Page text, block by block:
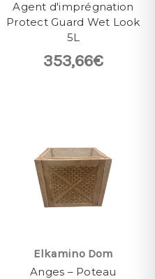
Agent d'imprégnation
Protect Guard Wet Look
5L
353,66€
Elkamino Dom
Anges – Poteau